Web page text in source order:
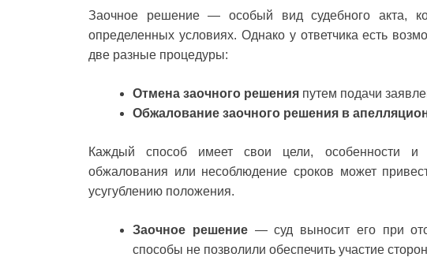
Заочное решение — особый вид судебного акта,
определенных условиях. Однако у ответчика есть
две разные процедуры:
Отмена заочного решения путем подачи
Обжалование заочного решения в
Каждый способ имеет свои цели, особенности
обжалования или несоблюдение сроков может
усугублению положения.
Заочное решение— суд выносит его при
способы не позволили обеспечить участие